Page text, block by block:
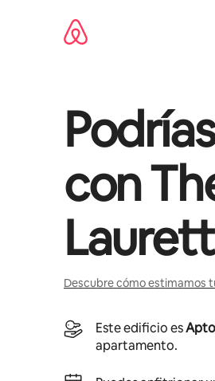
con
Descubre cómo estimamos
Este edificio es
apartamento.